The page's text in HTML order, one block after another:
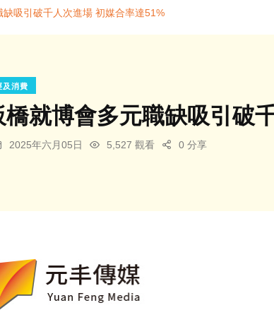
吸引破千人次進場 初媒合率達51%
及消費
橋就博會多元職缺吸引破
2025年六月05日 5,527 觀看 0 分享